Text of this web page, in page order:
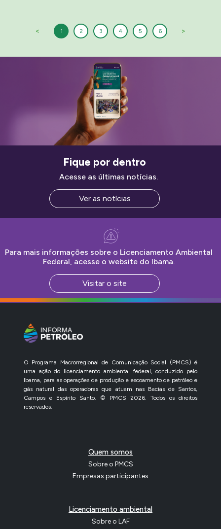
< 1 2 3 4 5 6 >
Fique por dentro
Acesse as últimas notícias.
Ver as notícias
Para mais informações sobre o Licenciamento Ambiental
Federal, acesse o website do Ibama.
Visitar o site
O Programa Macrorregional de Comunicação Social (PMCS) é
uma ação do licenciamento ambiental federal, conduzido pelo
Ibama, para as operações de produção e escoamento de petróleo e
gás natural das operadoras que atuam nas Bacias de Santos,
Campos e Espírito Santo. © PMCS 2026. Todos os direitos
reservados.
Quem somos
Sobre o PMCS
Empresas participantes
Licenciamento ambiental
Sobre o LAF